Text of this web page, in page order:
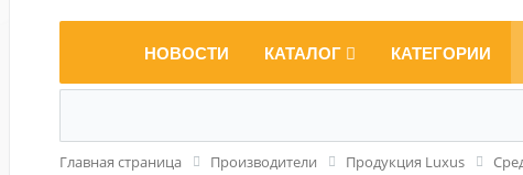
НОВОСТИ КАТАЛОГ КАТЕГОРИИ
Главная страница Производители Продукция Luxus